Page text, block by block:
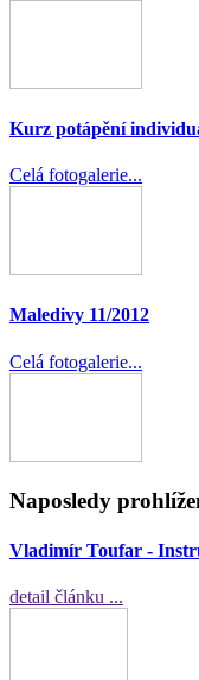
Kurz potápění
Celá fotogalerie...
Maledivy 11/2012
Celá fotogalerie...
Naposledy
Vladimír Toufar -
detail článku ...